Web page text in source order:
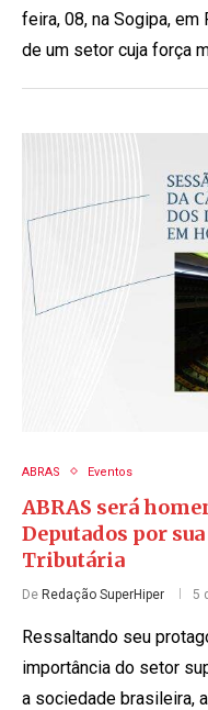
feira, 08, na Sogipa,
de um setor cuja força
ABRAS Eventos
ABRAS será
Deputados por
Tributária
De Redação SuperHiper 5
Ressaltando seu
importância do setor
a sociedade brasileira,